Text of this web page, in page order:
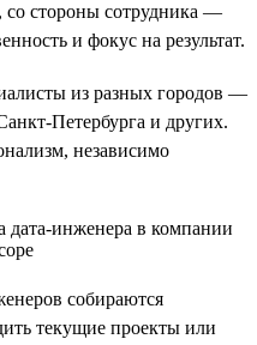
стороны сотрудника —
и фокус на результат.
из разных городов —
Петербурга и других.
независимо
собираются
текущие проекты или